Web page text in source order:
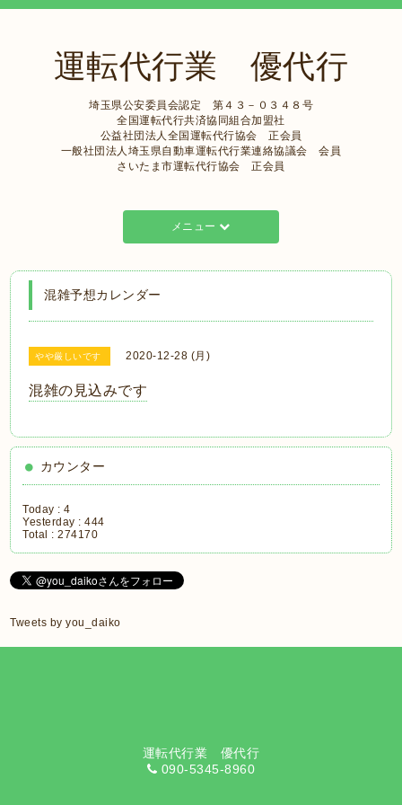
運転代行業 優代行
埼玉県公安委員会認定 第４３－０３４８号
全国運転代行共済協同組合加盟社
公益社団法人全国運転代行協会 正会員
一般社団法人埼玉県自動車運転代行業連絡協議会 会員
さいたま市運転代行協会 正会員
メニュー
混雑予想カレンダー
やや厳しいです 2020-12-28 (月)
混雑の見込みです
カウンター
Today :4
Yesterday :444
Total :274170
Tweets by you_daiko
運転代行業 優代行
090-5345-8960